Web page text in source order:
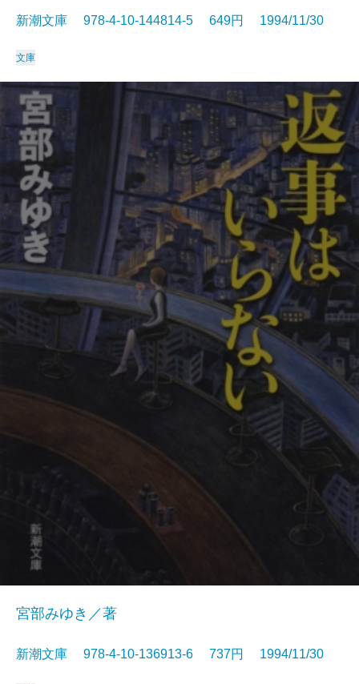
新潮文庫 978-4-10-144814-5 649円 1994/11/30
文庫
宮部みゆき／著
新潮文庫 978-4-10-136913-6 737円 1994/11/30